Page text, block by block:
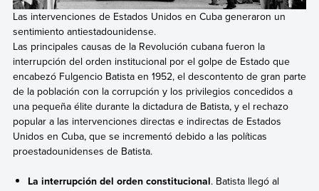
Las intervenciones de Estados Unidos en Cuba generaron un
sentimiento antiestadounidense.
Las principales causas de la Revolución cubana fueron la
interrupción del orden institucional por el golpe de Estado que
encabezó Fulgencio Batista en 1952, el descontento de gran parte
de la población con la corrupción y los privilegios concedidos a
una pequeña élite durante la dictadura de Batista, y el rechazo
popular a las intervenciones directas e indirectas de Estados
Unidos en Cuba, que se incrementó debido a las políticas
proestadounidenses de Batista.
La interrupción del orden constitucional. Batista llegó al